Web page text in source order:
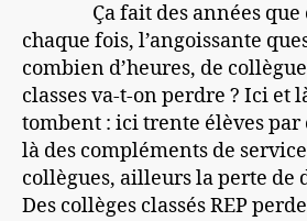
Ça fait des années que
chaque fois, l’angoissante
combien d’heures, de
classes va-t-on perdre ? Ici et
tombent : ici trente élèves par
là des compléments de
collègues, ailleurs la perte de
Des collèges classés REP